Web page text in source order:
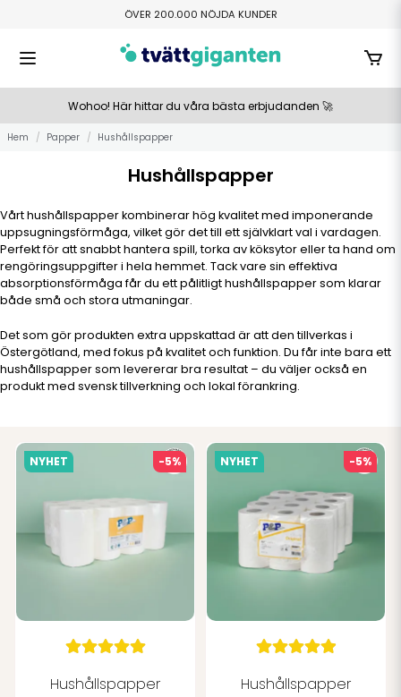
ÖVER 200.000 NÖJDA KUNDER
FRI HEMLEVERANS ÖVER 800 KR
TILLVERKAS I SMÅLAND
BETALA ENKELT MED SWISH ELLER KLARNA
Wohoo! Här hittar du våra bästa erbjudanden 🚀
Hem Papper Hushållspapper
Hushållspapper
Vårt hushållspapper kombinerar hög kvalitet med imponerande
uppsugningsförmåga, vilket gör det till ett självklart val i vardagen.
Perfekt för att snabbt hantera spill, torka av köksytor eller ta hand om
rengöringsuppgifter i hela hemmet. Tack vare sin effektiva
absorptionsförmåga får du ett pålitligt hushållspapper som klarar
både små och stora utmaningar.
Det som gör produkten extra uppskattad är att den tillverkas i
Östergötland, med fokus på kvalitet och funktion. Du får inte bara ett
hushållspapper som levererar bra resultat – du väljer också en
produkt med svensk tillverkning och lokal förankring.
Hushållspapper
NYHET -5%
Hushållspapper
NYHET -5%